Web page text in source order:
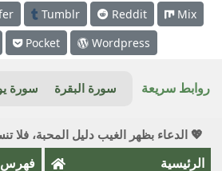
Tumblr Reddit
Mix
Pocket Wordpress
روابط سريعة سورة البقرة سورة
💖 الدعاء بظهر الغيب دليل المحبة، فلا
الرئيسية فهرس